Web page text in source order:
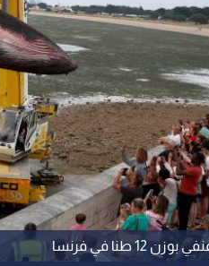
طنا في فرنسا